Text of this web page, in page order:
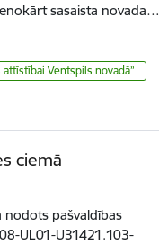
sasaista novada…
Ventspils novadā”
ciemā
pašvaldības
UL01-U31421.103-